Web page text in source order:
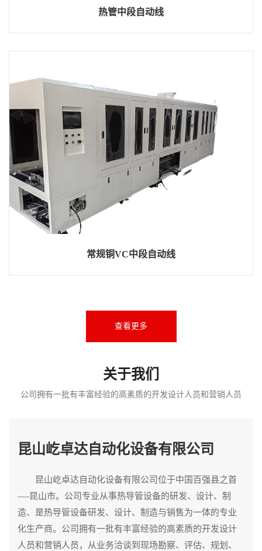
热管中段自动线
常规铜VC中段自动线
查看更多
关于我们
公司拥有一批有丰富经验的高素质的开发设计人员和营销人员
昆山屹卓达自动化设备有限公司
昆山屹卓达自动化设备有限公司位于中国百强县之首
—-昆山市。公司专业从事热导管设备的研发、设计、制
造、是热导管设备研发、设计、制造与销售为一体的专业
化生产商。公司拥有一批有丰富经验的高素质的开发设计
人员和营销人员，从业务洽谈到现场勘察、评估、规划、